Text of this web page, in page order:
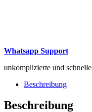
Whatsapp Support
unkomplizierte und
Beschreibung
Beschreibung